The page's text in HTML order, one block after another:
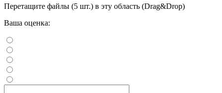
Перетащите файлы (5 шт.) в эту область (Drag&Drop)
Ваша оценка: